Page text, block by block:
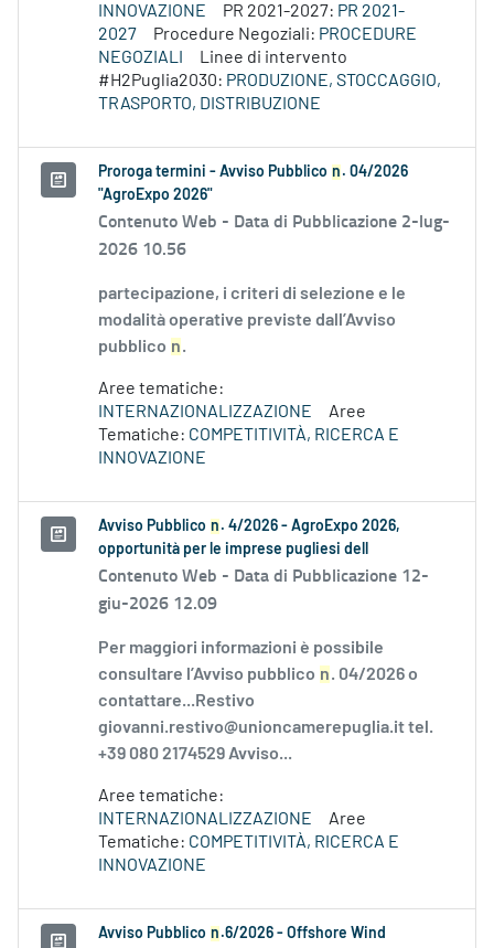
INNOVAZIONE
PR 2021-2027: PR 2021-
2027
Procedure Negoziali: PROCEDURE
NEGOZIALI
Linee di intervento
#H2Puglia2030: PRODUZIONE, STOCCAGGIO,
TRASPORTO, DISTRIBUZIONE
Proroga termini - Avviso Pubblico n . 04/2026
"AgroExpo 2026"
Contenuto Web - Data di Pubblicazione 2-lug-
2026 10.56
partecipazione, i criteri di selezione e le
modalità operative previste dall’Avviso
pubblico n.
Aree tematiche:
INTERNAZIONALIZZAZIONE
Aree
Tematiche: COMPETITIVITÀ, RICERCA E
INNOVAZIONE
Avviso Pubblico n . 4/2026 - AgroExpo 2026,
opportunità per le imprese pugliesi dell
Contenuto Web - Data di Pubblicazione 12-
giu-2026 12.09
Per maggiori informazioni è possibile
consultare l’Avviso pubblico n. 04/2026 o
contattare...Restivo
giovanni.restivo@unioncamerepuglia.it tel.
+39 080 2174529 Avviso...
Aree tematiche:
INTERNAZIONALIZZAZIONE
Aree
Tematiche: COMPETITIVITÀ, RICERCA E
INNOVAZIONE
Avviso Pubblico n .6/2026 - Offshore Wind